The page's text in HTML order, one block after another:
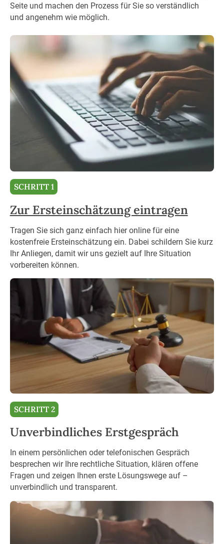
Seite und machen den Prozess für Sie so verständlich
und angenehm wie möglich.
SCHRITT 1
Zur Ersteinschätzung eintragen
Tragen Sie sich ganz einfach hier online für eine
kostenfreie Ersteinschätzung ein. Dabei schildern Sie kurz
Ihr Anliegen, damit wir uns gezielt auf Ihre Situation
vorbereiten können.
SCHRITT 2
Unverbindliches Erstgespräch
In einem persönlichen oder telefonischen Gespräch
besprechen wir Ihre rechtliche Situation, klären offene
Fragen und zeigen Ihnen erste Lösungswege auf –
unverbindlich und transparent.